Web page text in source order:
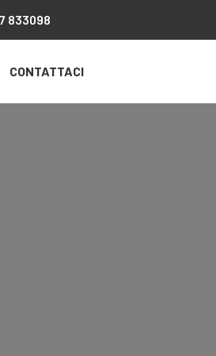
833098
CONTATTACI